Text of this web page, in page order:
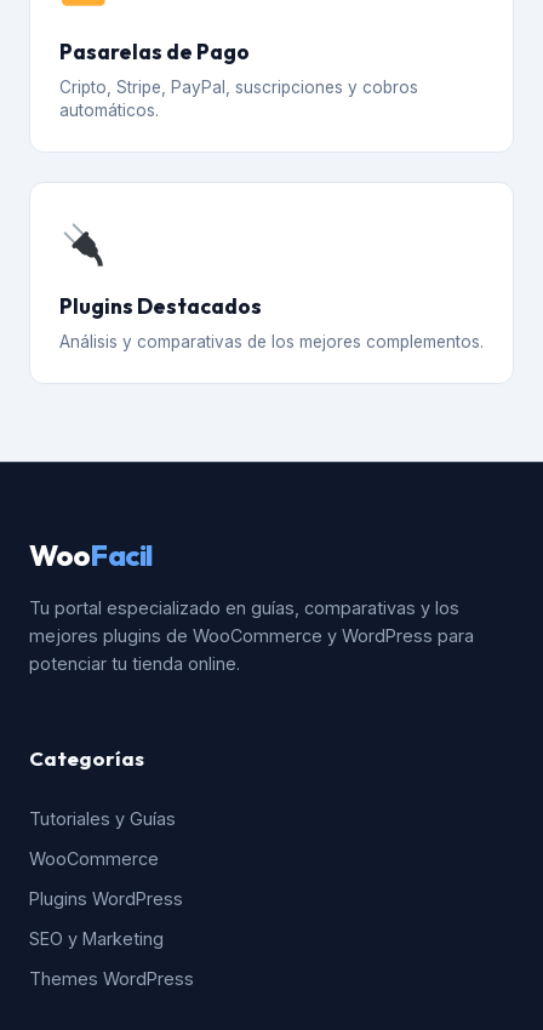
Pasarelas de Pago
Cripto, Stripe, PayPal, suscripciones y cobros
automáticos.
Plugins Destacados
Análisis y comparativas de los mejores complementos.
WooFacil
Tu portal especializado en guías, comparativas y los
mejores plugins de WooCommerce y WordPress para
potenciar tu tienda online.
Categorías
Tutoriales y Guías
WooCommerce
Plugins WordPress
SEO y Marketing
Themes WordPress